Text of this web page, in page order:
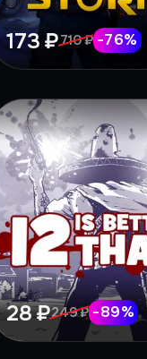
173 ₽710 ₽ -76%
28 ₽249 ₽ -89%